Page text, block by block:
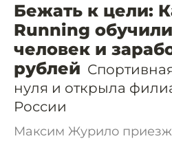
Бежать к цели:
Running обучили
человек и
рублей
нуля и открыла
России
Максим Журило